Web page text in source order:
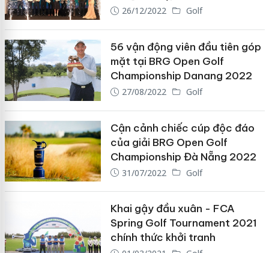
26/12/2022 Golf
56 vận động viên đầu tiên góp
mặt tại BRG Open Golf
Championship Danang 2022
27/08/2022 Golf
Cận cảnh chiếc cúp độc đáo
của giải BRG Open Golf
Championship Đà Nẵng 2022
31/07/2022 Golf
Khai gậy đầu xuân - FCA
Spring Golf Tournament 2021
chính thức khởi tranh